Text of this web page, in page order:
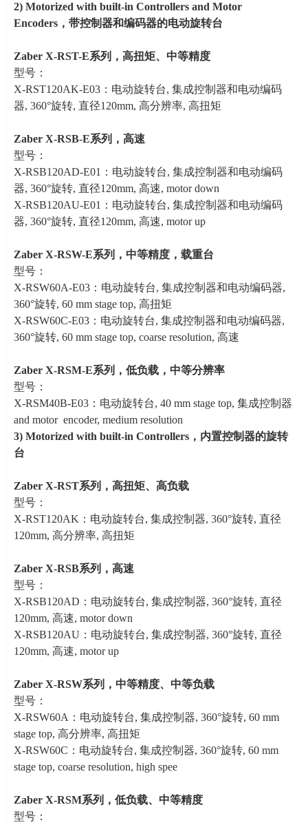
2) Motorized with built-in Controllers and Motor
Encoders，带控制器和编码器的电动旋转台
Zaber X-RST-E系列 ，高扭矩、中等精度
型号：
X-RST120AK-E03：电动旋转台, 集成控制器和电动编码
器, 360°旋转, 直径120mm, 高分辨率, 高扭矩
Zaber X-RSB-E系列 ，高速
型号：
X-RSB120AD-E01：电动旋转台, 集成控制器和电动编码
器, 360°旋转, 直径120mm, 高速, motor down
X-RSB120AU-E01：电动旋转台, 集成控制器和电动编码
器, 360°旋转, 直径120mm, 高速, motor up
Zaber X-RSW-E系列，中等精度，载重台
型号：
X-RSW60A-E03：电动旋转台, 集成控制器和电动编码器,
360°旋转, 60 mm stage top, 高扭矩
X-RSW60C-E03：电动旋转台, 集成控制器和电动编码器,
360°旋转, 60 mm stage top, coarse resolution, 高速
Zaber X-RSM-E系列，低负载，中等分辨率
型号：
X-RSM40B-E03：电动旋转台, 40 mm stage top, 集成控制器
and motor encoder, medium resolution
3) Motorized with built-in Controllers，内置控制器的旋转
台
Zaber X-RST系列，高扭矩、高负载
型号：
X-RST120AK：电动旋转台, 集成控制器, 360°旋转, 直径
120mm, 高分辨率, 高扭矩
Zaber X-RSB系列，高速
型号：
X-RSB120AD：电动旋转台, 集成控制器, 360°旋转, 直径
120mm, 高速, motor down
X-RSB120AU：电动旋转台, 集成控制器, 360°旋转, 直径
120mm, 高速, motor up
Zaber X-RSW系列，中等精度、中等负载
型号：
X-RSW60A：电动旋转台, 集成控制器, 360°旋转, 60 mm
stage top, 高分辨率, 高扭矩
X-RSW60C：电动旋转台, 集成控制器, 360°旋转, 60 mm
stage top, coarse resolution, high spee
Zaber X-RSM系列，低负载、中等精度
型号：